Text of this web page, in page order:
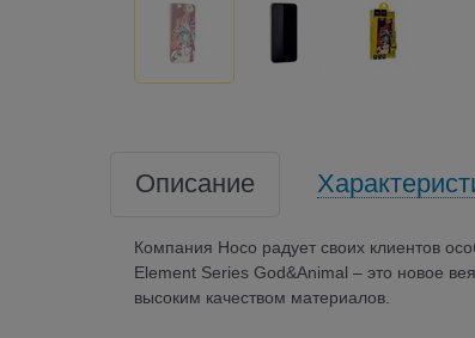
Описание
Компания Hoco радует своих клиентов
Element Series God&Animal – это новое
высоким качеством материалов.